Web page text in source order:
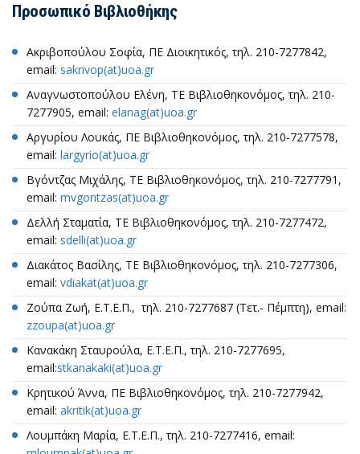
Προσωπικό Βιβλιοθήκης
Ακριβοπούλου Σοφία, ΠΕ Διοικητικός, τηλ. 210-7277842,
email: sakrivop(at)uoa.gr
Αναγνωστοπούλου Ελένη, ΤΕ Βιβλιοθηκονόμος, τηλ. 210-
7277905, email: elanag(at)uoa.gr
Αργυρίου Λουκάς, ΠΕ Βιβλιοθηκονόμος, τηλ. 210-7277578,
email: largyrio(at)uoa.gr
Βγόντζας Μιχάλης, ΤΕ Βιβλιοθηκονόμος, τηλ. 210-7277791,
email: mvgontzas(at)uoa.gr
Δελλή Σταματία, ΤΕ Βιβλιοθηκονόμος, τηλ. 210-7277472,
email: sdelli(at)uoa.gr
Διακάτος Βασίλης, ΤΕ Βιβλιοθηκονόμος, τηλ. 210-7277306,
email: vdiakat(at)uoa.gr
Ζούπα Ζωή, Ε.Τ.Ε.Π., τηλ. 210-7277687 (Τετ.- Πέμπτη), email:
zzoupa(at)uoa.gr
Κανακάκη Σταυρούλα, Ε.Τ.Ε.Π., τηλ. 210-7277695,
email:stkanakaki(at)uoa.gr
Κρητικού Άννα, ΠΕ Βιβλιοθηκονόμος, τηλ. 210-7277942,
email: akritik(at)uoa.gr
Λουμπάκη Μαρία, Ε.Τ.Ε.Π., τηλ. 210-7277416, email: